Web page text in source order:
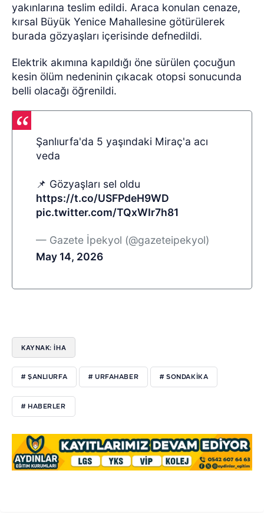
yakınlarına teslim edildi. Araca konulan cenaze,
kırsal Büyük Yenice Mahallesine götürülerek
burada gözyaşları içerisinde defnedildi.
Elektrik akımına kapıldığı öne sürülen çocuğun
kesin ölüm nedeninin çıkacak otopsi sonucunda
belli olacağı öğrenildi.
Şanlıurfa'da 5 yaşındaki Miraç'a acı
veda
📌 Gözyaşları sel oldu
https://t.co/USFPdeH9WD
pic.twitter.com/TQxWIr7h81
— Gazete İpekyol (@gazeteipekyol)
May 14, 2026
KAYNAK: İHA
# ŞANLIURFA # URFAHABER # SONDAKIKA
# HABERLER